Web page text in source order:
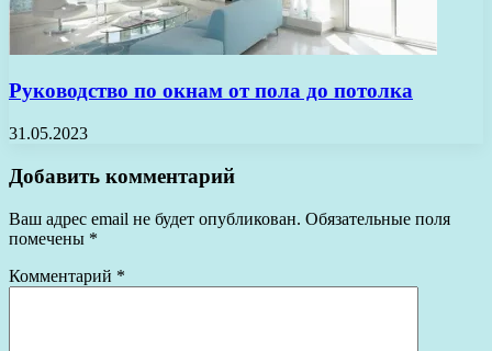
Руководство по окнам от пола до потолка
31.05.2023
Добавить комментарий
Ваш адрес email не будет опубликован. Обязательные поля
помечены *
Комментарий *